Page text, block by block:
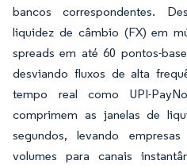
bancos correspondentes.
liquidez de câmbio (FX) em
spreads em até 60 pontos-
desviando fluxos de alta
tempo real como UPI-
comprimem as janelas de
segundos, levando
volumes para canais